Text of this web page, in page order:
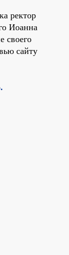
ректор
Иоанна
своего
сайту